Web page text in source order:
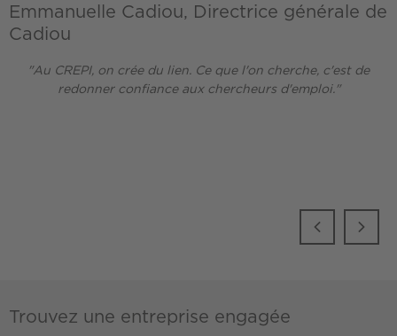
Emmanuelle Cadiou, Directrice générale de
Cadiou
"Au CREPI, on crée du lien. Ce que l'on cherche, c'est de
redonner confiance aux chercheurs d'emploi."
Trouvez une entreprise engagée